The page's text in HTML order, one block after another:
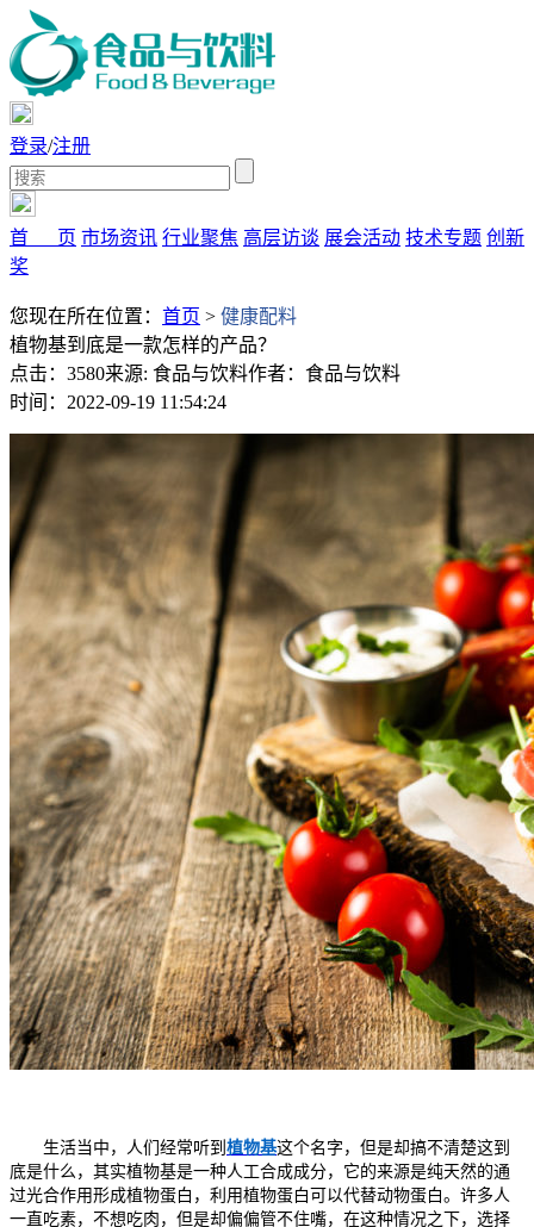
登录/注册
首 页 市场资讯 行业聚焦 高层访谈 展会活动 技术专题 创新
奖
您现在所在位置： 首页 > 健康配料
植物基到底是一款怎样的产品？
点击：3580来源: 食品与饮料作者：食品与饮料
时间：2022-09-19 11:54:24
生活当中，人们经常听到 植物基这个名字，但是却搞不清楚这到
底是什么，其实植物基是一种人工合成成分，它的来源是纯天然的通
过光合作用形成植物蛋白，利用植物蛋白可以代替动物蛋白。 许多人
一直吃素，不想吃肉，但是却偏偏管不住嘴，在这种情况之下 ， 选择